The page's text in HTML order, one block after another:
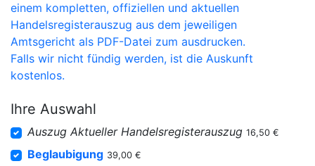
einem kompletten, offiziellen und aktuellen
Handelsregisterauszug aus dem jeweiligen
Amtsgericht als PDF-Datei zum ausdrucken.
Falls wir nicht fündig werden, ist die Auskunft
kostenlos.
Ihre Auswahl
Auszug Aktueller Handelsregisterauszug 16,50 €
Beglaubigung 39,00 €